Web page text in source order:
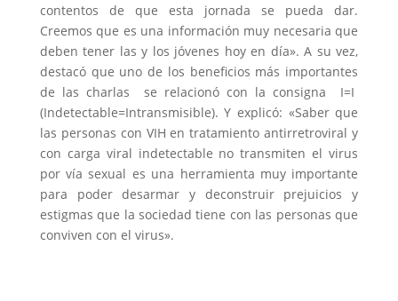
contentos de que esta jornada se pueda dar.
Creemos que es una información muy necesaria que
deben tener las y los jóvenes hoy en día». A su vez,
destacó que uno de los beneficios más importantes
de las charlas se relacionó con la consigna I=I
(Indetectable=Intransmisible). Y explicó: «Saber que
las personas con VIH en tratamiento antirretroviral y
con carga viral indetectable no transmiten el virus
por vía sexual es una herramienta muy importante
para poder desarmar y deconstruir prejuicios y
estigmas que la sociedad tiene con las personas que
conviven con el virus».